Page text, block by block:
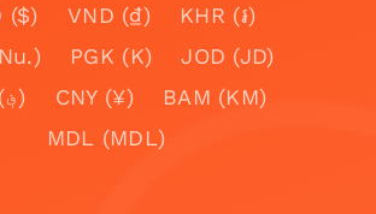
($)
VND (₫)
KHR (៛)
PGK (K)
JOD (JD)
AFN (؋)
CNY (¥)
BAM (KM)
MDL (MDL)